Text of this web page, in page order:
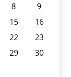
8
9
15
16
22
23
29
30